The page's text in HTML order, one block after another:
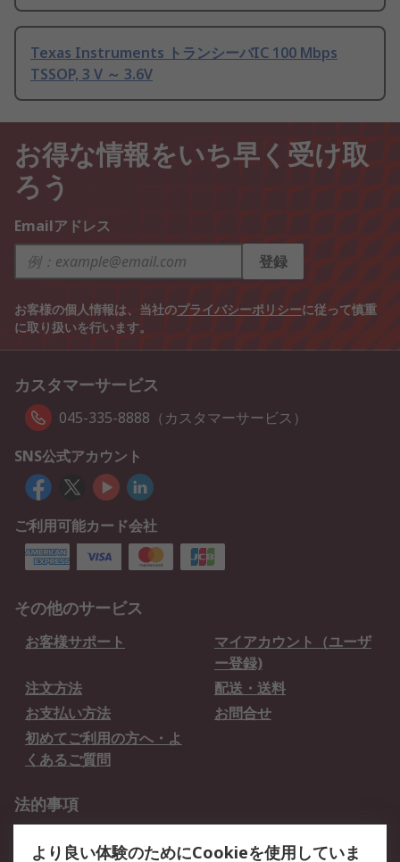
Texas Instruments トランシーバIC 100 Mbps
TSSOP, 3 V ～ 3.6V
お得な情報をいち早く受け取
ろう
Emailアドレス
登録
お客様の個人情報は、当社のプライバシーポリシーに従って慎重
に取り扱いを行います。
カスタマーサービス
045-335-8888（カスタマーサービス）
SNS公式アカウント
ご利用可能カード会社
その他のサービス
お客様サポート
マイアカウント（ユーザ
ー登録)
注文方法
配送・送料
お支払い方法
お問合せ
初めてご利用の方へ・よ
くあるご質問
法的事項
より良い体験のためにCookieを使用していま